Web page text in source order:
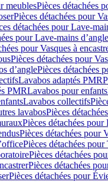
meublesPièces détachées
Pièces détachées pour
détachées pour Lave-
pour Lave-mains d’angle
pour Vasques à
Pièces détachées pour
d’anglePièces détachées
Lavabos adaptés PMR
PMRLavabos pour enfants
Lavabos collectifs
lavabosPièces
Pièces détachées pour
Pièces détachées pour
Pièces détachées pour
Pièces détachées
Pièces détachées
Pièces détachées pour